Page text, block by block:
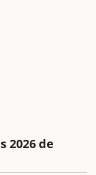
2026 de